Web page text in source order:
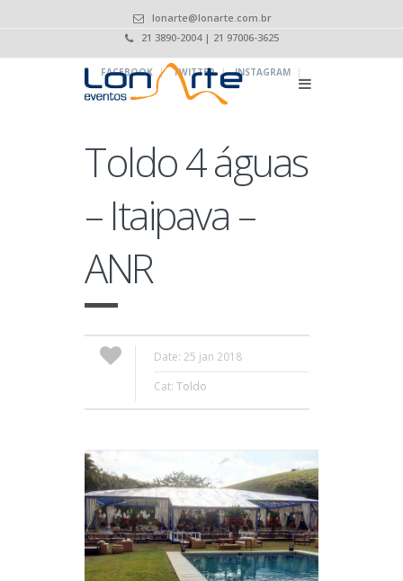
lonarte@lonarte.com.br
21 3890-2004 | 21 97006-3625
FACEBOOK | TWITTER | INSTAGRAM |
Toldo 4 águas
– Itaipava –
ANR
Date: 25 jan 2018
Cat: Toldo